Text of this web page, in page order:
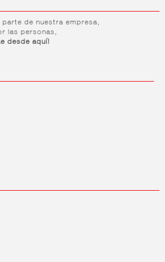
de nuestra empresa,
las personas,
desde aquí!